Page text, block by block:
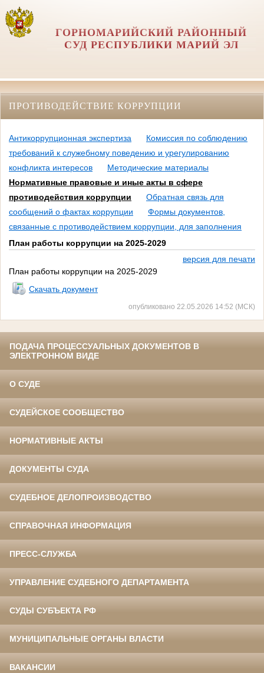
ГОРНОМАРИЙСКИЙ РАЙОННЫЙ
СУД РЕСПУБЛИКИ МАРИЙ ЭЛ
ПРОТИВОДЕЙСТВИЕ КОРРУПЦИИ
Антикоррупционная экспертиза
Комиссия по соблюдению
требований к служебному поведению и урегулированию
конфликта интересов
Методические материалы
Нормативные правовые и иные акты в сфере
противодействия коррупции
Обратная связь для
сообщений о фактах коррупции
Формы документов,
связанные с противодействием коррупции, для заполнения
План работы коррупции на 2025-2029
версия для печати
План работы коррупции на 2025-2029
Скачать документ
опубликовано 22.05.2026 14:52 (МСК)
ПОДАЧА ПРОЦЕССУАЛЬНЫХ ДОКУМЕНТОВ В
ЭЛЕКТРОННОМ ВИДЕ
О СУДЕ
СУДЕЙСКОЕ СООБЩЕСТВО
НОРМАТИВНЫЕ АКТЫ
ДОКУМЕНТЫ СУДА
СУДЕБНОЕ ДЕЛОПРОИЗВОДСТВО
СПРАВОЧНАЯ ИНФОРМАЦИЯ
ПРЕСС-СЛУЖБА
УПРАВЛЕНИЕ СУДЕБНОГО ДЕПАРТАМЕНТА
СУДЫ СУБЪЕКТА РФ
МУНИЦИПАЛЬНЫЕ ОРГАНЫ ВЛАСТИ
ВАКАНСИИ